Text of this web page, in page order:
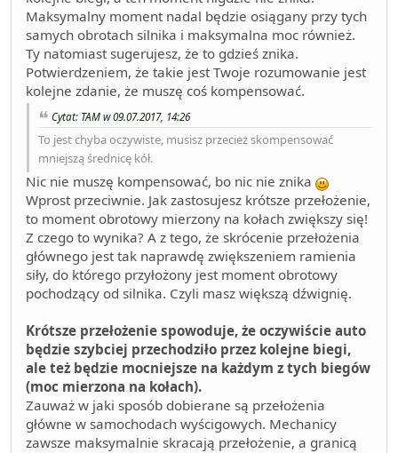
Maksymalny moment nadal będzie osiągany przy tych
samych obrotach silnika i maksymalna moc również.
Ty natomiast sugerujesz, że to gdzieś znika.
Potwierdzeniem, że takie jest Twoje rozumowanie jest
kolejne zdanie, że muszę coś kompensować.
Cytat: TAM w 09.07.2017, 14:26
To jest chyba oczywiste, musisz przecież skompensować
mniejszą średnicę kół.
Nic nie muszę kompensować, bo nic nie znika
Wprost przeciwnie. Jak zastosujesz krótsze przełożenie,
to moment obrotowy mierzony na kołach zwiększy się!
Z czego to wynika? A z tego, że skrócenie przełożenia
głównego jest tak naprawdę zwiększeniem ramienia
siły, do którego przyłożony jest moment obrotowy
pochodzący od silnika. Czyli masz większą dźwignię.
Krótsze przełożenie spowoduje, że oczywiście auto
będzie szybciej przechodziło przez kolejne biegi,
ale też będzie mocniejsze na każdym z tych biegów
(moc mierzona na kołach).
Zauważ w jaki sposób dobierane są przełożenia
główne w samochodach wyścigowych. Mechanicy
zawsze maksymalnie skracają przełożenie, a granicą